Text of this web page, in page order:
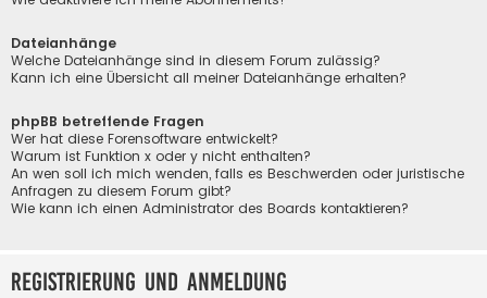
Dateianhänge
Welche Dateianhänge sind in diesem Forum zulässig?
Kann ich eine Übersicht all meiner Dateianhänge erhalten?
phpBB betreffende Fragen
Wer hat diese Forensoftware entwickelt?
Warum ist Funktion x oder y nicht enthalten?
An wen soll ich mich wenden, falls es Beschwerden oder juristische
Anfragen zu diesem Forum gibt?
Wie kann ich einen Administrator des Boards kontaktieren?
Registrierung und Anmeldung